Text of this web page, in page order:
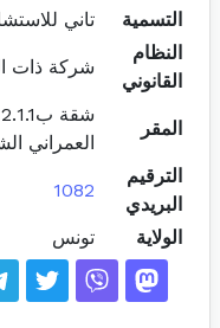
التسمية
تاني
النظام
القانوني
شركة ذات
المقر
العمراني
الترقيم
البريدي
1082
الولاية تونس